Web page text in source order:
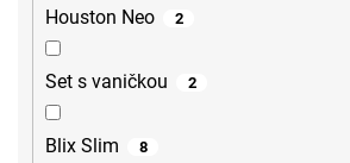
Houston Neo 2
Set s vaničkou 2
Blix Slim 8